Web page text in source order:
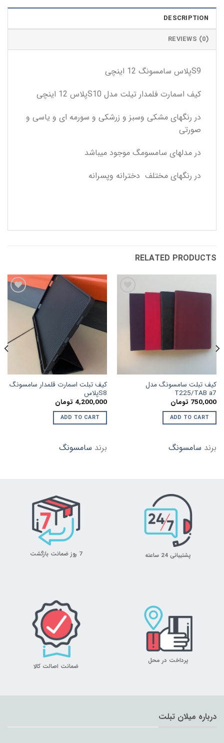
DESCRIPTION
REVIEWS (0)
S9پلاس سامسونگ 12 اینچی
کیف اسمارت فلمدار تیلت مدل S10پلاس 12 اینچی
در رنگهای مشکی وسبز و زرشکی و سورمه ای و یاسی و
صورتی
در مدلهای سامسومگ موجود میباشد
در رنگهای مختلف دخترانه وپسرانه
RELATED PRODUCTS
کیف تبلت سامسونگ مدل
T225/TAB a7
750,000 تومان
ADD TO CART
برند سامسونگ
افزودن
کیف تبلت اسمارت قلمدار سامسونگ
S8پلاس
4,200,000 تومان
ADD TO CART
برند سامسونگ
پشتیبانی 24 ساعته 7 روز ضمانت بازگشت
پرداخت در محل
ضمانت اصالت کالا
درباره میلان تبلت